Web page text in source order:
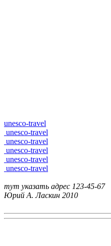
unesco-travel
unesco-travel
unesco-travel
unesco-travel
unesco-travel
unesco-travel
тут указать адрес 123-45-67
Юрий А. Ласкин 2010